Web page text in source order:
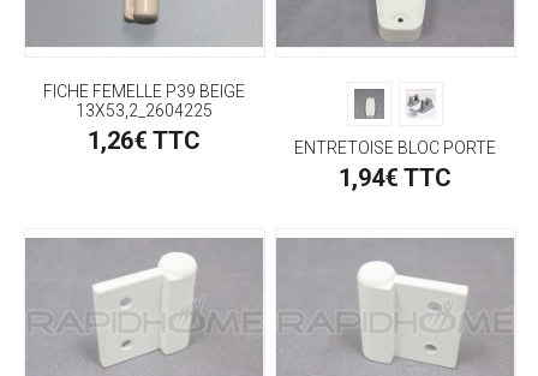
FICHE FEMELLE P39 BEIGE
13X53,2_2604225
1,26€ TTC ENTRETOISE BLOC PORTE
1,94€ TTC